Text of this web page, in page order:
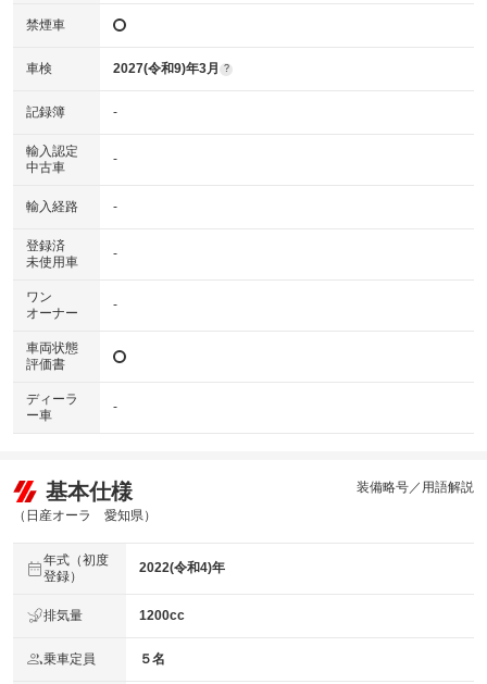
禁煙車
車検 2027(令和9)年3月 ?
記録簿 -
輸入認定
中古車
-
輸入経路 -
登録済
未使用車
-
ワン
オーナー
-
車両状態
評価書
ディーラ
ー車
-
基本仕様
（日産オーラ 愛知県）
装備略号／用語解説
年式（初度
登録）
2022(令和4)年
排気量 1200cc
乗車定員 ５名